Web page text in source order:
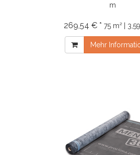
m
269,54 € * 75 m² |
Mehr